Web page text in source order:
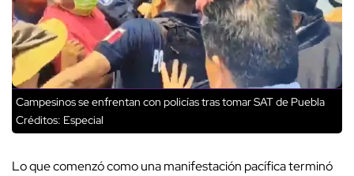
Campesinos se enfrentan con policías tras tomar SAT de Puebla
Créditos: Especial
Lo que comenzó como una manifestación pacífica terminó